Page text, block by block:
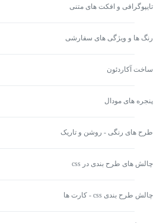
تایپوگرافی و افکت های متنی
رنگ ها و ویژگی های سفارشی
ساخت آکاردئون
پنجره های مودال
طرح های رنگی - روشن و تاریک
چالش های طرح بندی در css
چالش طرح بندی css - کارت ها